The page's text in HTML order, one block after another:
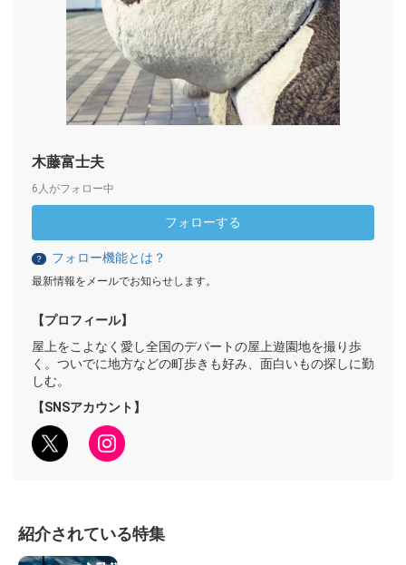
木藤富士夫
6人がフォロー中
フォローする
？ フォロー機能とは？
最新情報をメールでお知らせします。
【プロフィール】
屋上をこよなく愛し全国のデパートの屋上遊園地を撮り歩
く。ついでに地方などの町歩きも好み、面白いもの探しに勤
しむ。
【SNSアカウント】
紹介されている特集